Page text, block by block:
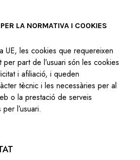
LA NORMATIVA I COOKIES
UE, les cookies que requereixen
part de l’usuari són les cookies
i afiliació, i queden
tècnic i les necessàries per al
o la prestació de serveis
l’usuari.